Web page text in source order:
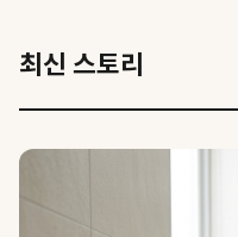
최신 스토리